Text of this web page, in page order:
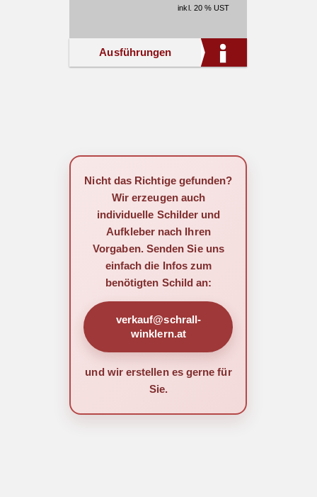
inkl. 20 % UST
Ausführungen
Nicht das Richtige gefunden?
Wir erzeugen auch
individuelle Schilder und
Aufkleber nach Ihren
Vorgaben. Senden Sie uns
einfach die Infos zum
benötigten Schild an:
verkauf@schrall-
winklern.at
und wir erstellen es gerne für
Sie.